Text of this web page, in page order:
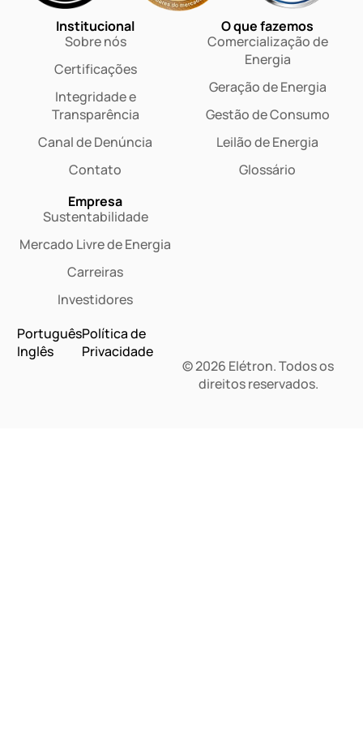
Institucional
Sobre nós
Certificações
Integridade e
Transparência
Canal de Denúncia
Contato
O que fazemos
Comercialização de
Energia
Geração de Energia
Gestão de Consumo
Leilão de Energia
Glossário
Empresa
Sustentabilidade
Mercado Livre de Energia
Carreiras
Investidores
Português
Inglês
© 2026 Elétron. Todos os
direitos reservados.
Política de
Privacidade